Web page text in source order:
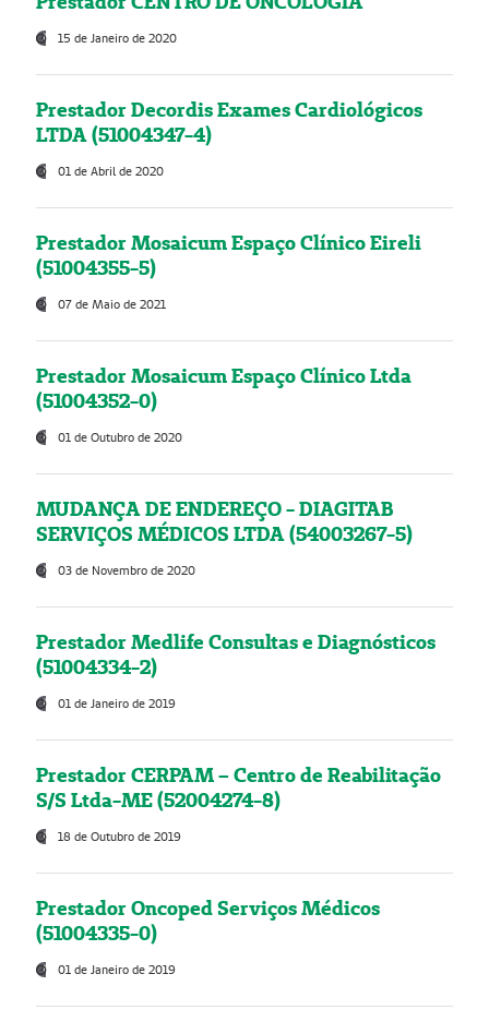
15 de Janeiro de 2020
Prestador Decordis Exames Cardiológicos
LTDA (51004347-4)
01 de Abril de 2020
Prestador Mosaicum Espaço Clínico Eireli
(51004355-5)
07 de Maio de 2021
Prestador Mosaicum Espaço Clínico Ltda
(51004352-0)
01 de Outubro de 2020
MUDANÇA DE ENDEREÇO - DIAGITAB
SERVIÇOS MÉDICOS LTDA (54003267-5)
03 de Novembro de 2020
Prestador Medlife Consultas e Diagnósticos
(51004334-2)
01 de Janeiro de 2019
Prestador CERPAM – Centro de Reabilitação
S/S Ltda-ME (52004274-8)
18 de Outubro de 2019
Prestador Oncoped Serviços Médicos
(51004335-0)
01 de Janeiro de 2019